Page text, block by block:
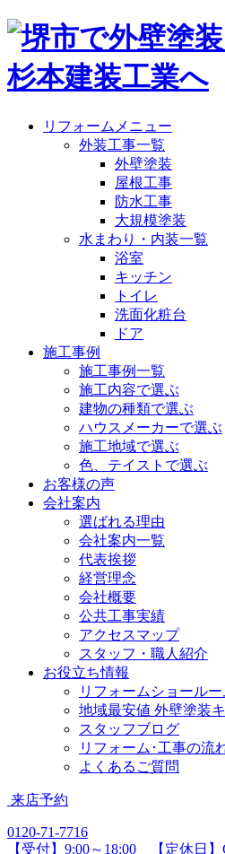
リフォームメニュー
外装工事一覧
外壁塗装
屋根工事
防水工事
大規模塗装
水まわり・内装一覧
浴室
キッチン
トイレ
洗面化粧台
ドア
施工事例
施工事例一覧
施工内容で選ぶ
建物の種類で選ぶ
ハウスメーカーで選ぶ
施工地域で選ぶ
色、テイストで選ぶ
お客様の声
会社案内
選ばれる理由
会社案内一覧
代表挨拶
経営理念
会社概要
公共工事実績
アクセスマップ
スタッフ・職人紹介
お役立ち情報
リフォームショールー
地域最安値 外壁塗装
スタッフブログ
リフォーム･工事の流
よくあるご質問
来店予約
0120-71-7716
【受付】9:00～18:00 【定休日